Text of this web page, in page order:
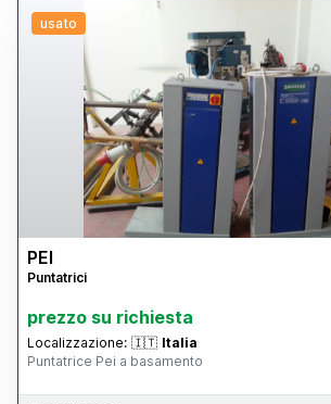
usato
PEI
Puntatrici
prezzo su richiesta
Localizzazione: 🇮🇹 Italia
Puntatrice Pei a basamento